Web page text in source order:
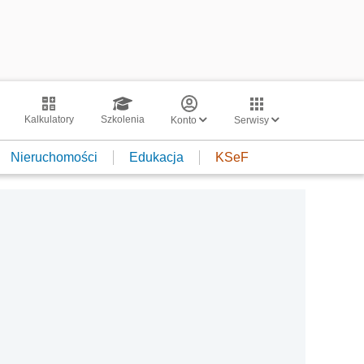
Kalkulatory Szkolenia Konto Serwisy
Nieruchomości Edukacja KSeF